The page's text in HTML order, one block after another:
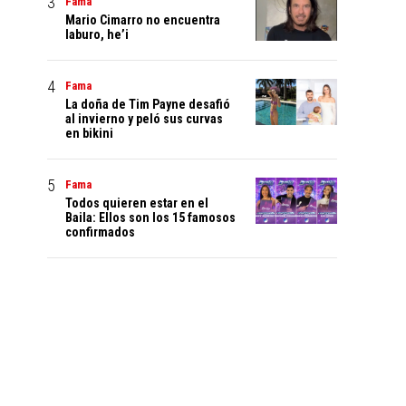
Mario Cimarro no encuentra
laburo, he’i
Fama
La doña de Tim Payne desafió
al invierno y peló sus curvas
en bikini
Fama
Todos quieren estar en el
Baila: Ellos son los 15 famosos
confirmados